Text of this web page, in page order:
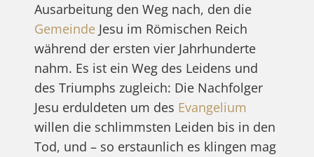
Ausarbeitung den Weg nach, den die
GemeindeJesu im Römischen Reich
während der ersten vier Jahrhunderte
nahm. Es ist ein Weg des Leidens und
des Triumphs zugleich: Die Nachfolger
Jesu erduldeten um des Evangelium
willen die schlimmsten Leiden bis in den
Tod, und – so erstaunlich es klingen mag